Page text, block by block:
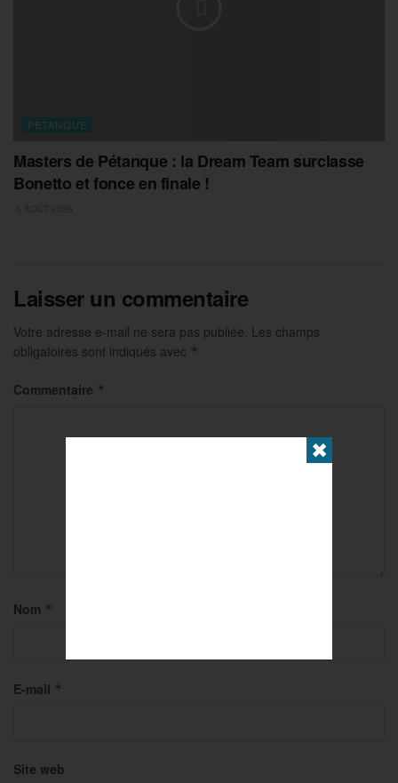
PETANQUE
Masters de Pétanque : la Dream Team surclasse
Bonetto et fonce en finale !
Laisser un commentaire
Votre adresse e-mail ne sera pas publiée. Les champs
obligatoires sont indiqués avec *
Commentaire *
Nom *
E-mail *
Site web
✖